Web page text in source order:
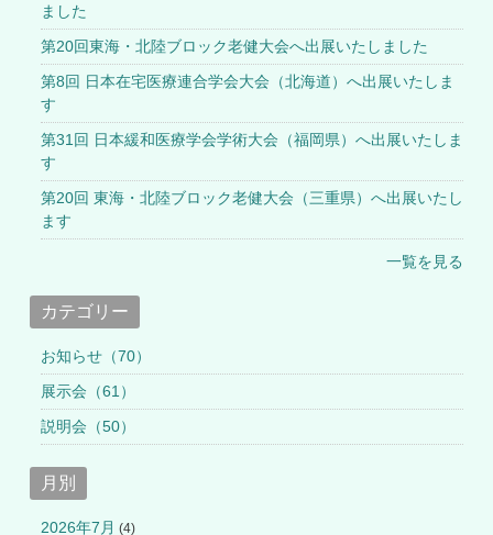
ました
第20回東海・北陸ブロック老健大会へ出展いたしました
第8回 日本在宅医療連合学会大会（北海道）へ出展いたしま
す
第31回 日本緩和医療学会学術大会（福岡県）へ出展いたしま
す
第20回 東海・北陸ブロック老健大会（三重県）へ出展いたし
ます
一覧を見る
カテゴリー
お知らせ（70）
展示会（61）
説明会（50）
月別
2026年7月 (4)